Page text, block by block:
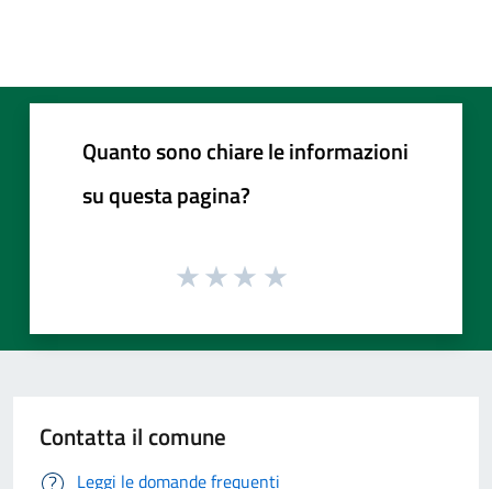
Quanto sono chiare le informazioni
su questa pagina?
Contatta il comune
Leggi le domande frequenti